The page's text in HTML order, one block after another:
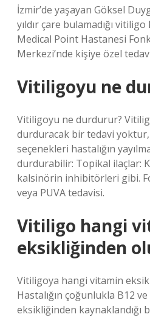
İzmir’de yaşayan Göksel
yıldır çare bulamadığı vitiligo
Medical Point Hastanesi
Merkezi’nde kişiye özel
Vitiligoyu ne
Vitiligoyu ne durdurur?
durduracak bir tedavi yoktur,
seçenekleri hastalığın
durdurabilir: Topikal ilaçlar:
kalsinörin inhibitörleri gibi.
veya PUVA tedavisi.
Vitiligo hangi
eksikliğinden
Vitiligoya hangi vitamin
Hastalığın çoğunlukla B12
eksikliğinden kaynaklandığı